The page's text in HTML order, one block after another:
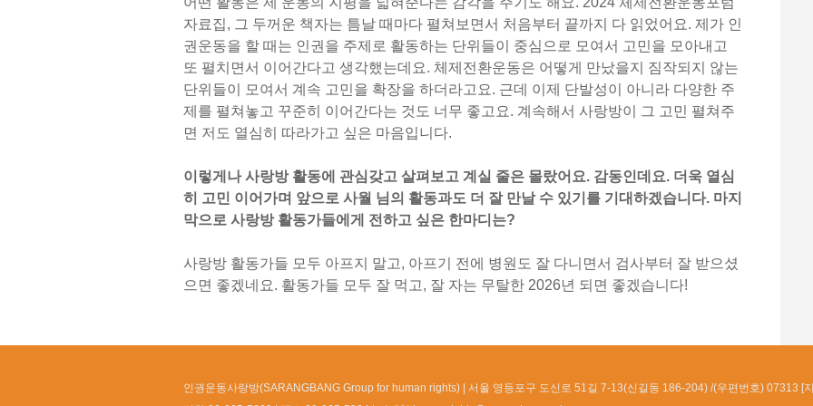
자료집, 그 두꺼운 책자는 틈날 때마다 펼쳐보면서 처음부터 끝까지 다 읽었어요. 제가 인
권운동을 할 때는 인권을 주제로 활동하는 단위들이 중심으로 모여서 고민을 모아내고
또 펼치면서 이어간다고 생각했는데요. 체제전환운동은 어떻게 만났을지 짐작되지 않는
단위들이 모여서 계속 고민을 확장을 하더라고요. 근데 이제 단발성이 아니라 다양한 주
제를 펼쳐놓고 꾸준히 이어간다는 것도 너무 좋고요. 계속해서 사랑방이 그 고민 펼쳐주
면 저도 열심히 따라가고 싶은 마음입니다.
이렇게나 사랑방 활동에 관심갖고 살펴보고 계실 줄은 몰랐어요. 감동인데요. 더욱 열심
히 고민 이어가며 앞으로 사월 님의 활동과도 더 잘 만날 수 있기를 기대하겠습니다. 마지
막으로 사랑방 활동가들에게 전하고 싶은 한마디는?
사랑방 활동가들 모두 아프지 말고, 아프기 전에 병원도 잘 다니면서 검사부터 잘 받으셨
으면 좋겠네요. 활동가들 모두 잘 먹고, 잘 자는 무탈한 2026년 되면 좋겠습니다!
인권운동사랑방(SARANGBANG Group for human rights) 서울 영등포구 도신로 51길 7-13(신길동 186-204) /(우편번호) 07313 [